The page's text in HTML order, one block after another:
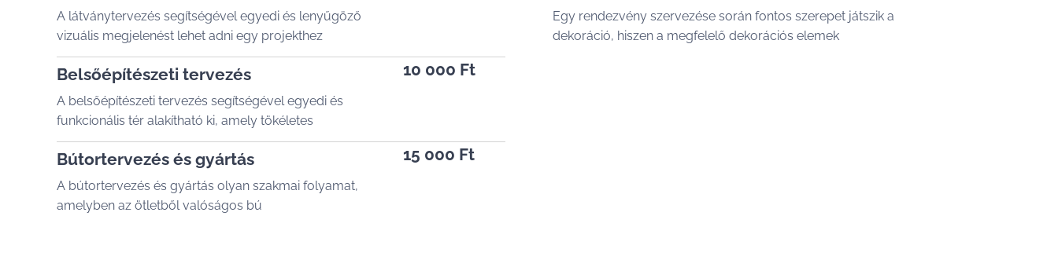
A látványtervezés segítségével egyedi és lenyűgöző
vizuális megjelenést lehet adni egy projekthez
Belsőépítészeti tervezés
A belsőépítészeti tervezés segítségével egyedi és
funkcionális tér alakítható ki, amely tökéletes
10 000 Ft
Bútortervezés és gyártás
A bútortervezés és gyártás olyan szakmai folyamat,
amelyben az ötletből valóságos bú
15 000 Ft
Egy rendezvény szervezése során fontos szerepet játszik a
dekoráció, hiszen a megfelelő dekorációs elemek